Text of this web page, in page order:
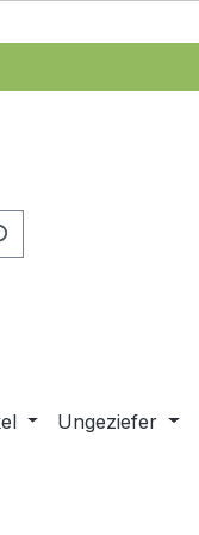
Ungeziefer